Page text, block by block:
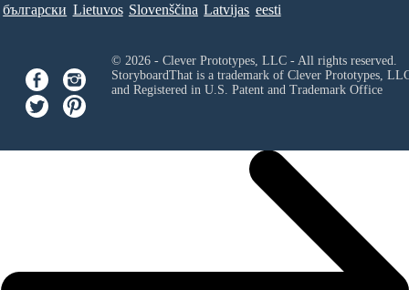
български Lietuvos Slovenščina Latvijas eesti
© 2026 - Clever Prototypes, LLC - All rights reserved.
StoryboardThat is a trademark of Clever Prototypes,
and Registered in U.S. Patent and Trademark Office